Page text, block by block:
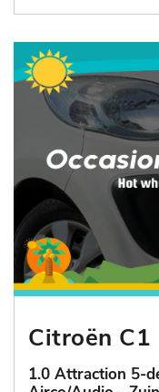
Citroën C1
1.0 Attraction 5-